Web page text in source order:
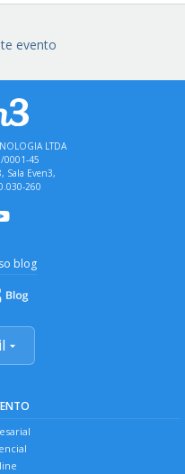
evento
LTDA
0001-45
Sala Even3,
260
blog